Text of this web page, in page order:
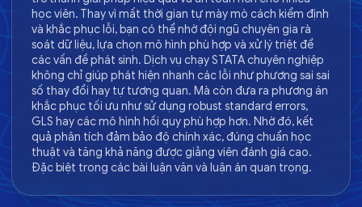
học viên. Thay vì mất thời gian tự mày mò cách kiểm định
và khắc phục lỗi, bạn có thể nhờ đội ngũ chuyên gia rà
soát dữ liệu, lựa chọn mô hình phù hợp và xử lý triệt để
các vấn đề phát sinh. Dịch vụ chạy STATA chuyên nghiệp
không chỉ giúp phát hiện nhanh các lỗi như phương sai sai
số thay đổi hay tự tương quan. Mà còn đưa ra phương án
khắc phục tối ưu như sử dụng robust standard errors,
GLS hay các mô hình hồi quy phù hợp hơn. Nhờ đó, kết
quả phân tích đảm bảo độ chính xác, đúng chuẩn học
thuật và tăng khả năng được giảng viên đánh giá cao.
Đặc biệt trong các bài luận văn và luận án quan trọng.